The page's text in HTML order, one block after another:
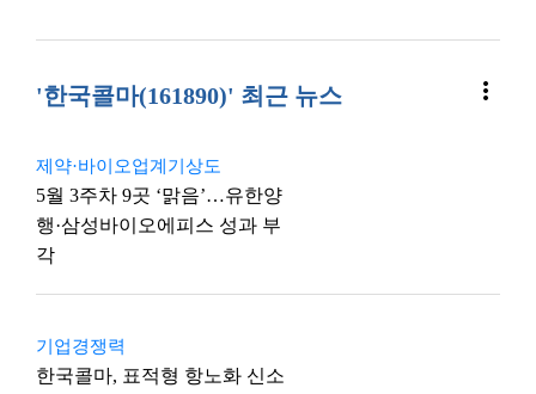
'한국콜마(161890)' 최근 뉴스 more_vert
제약·바이오업계기상도
5월 3주차 9곳 ‘맑음’…유한양
행·삼성바이오에피스 성과 부
각
기업경쟁력
한국콜마, 표적형 항노화 신소